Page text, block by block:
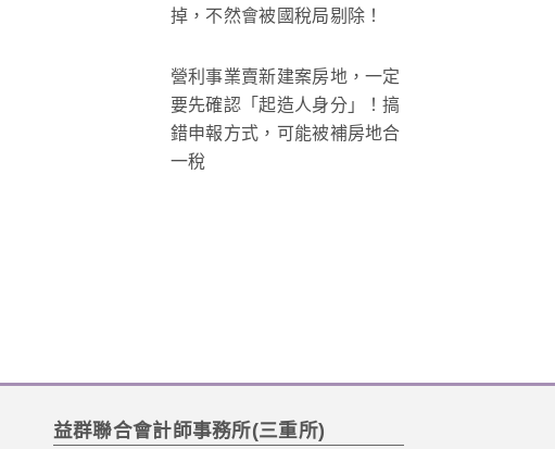
掉，不然會被國稅局剔除！
營利事業賣新建案房地，一定
要先確認「起造人身分」！搞
錯申報方式，可能被補房地合
一稅
益群聯合會計師事務所(三重所)